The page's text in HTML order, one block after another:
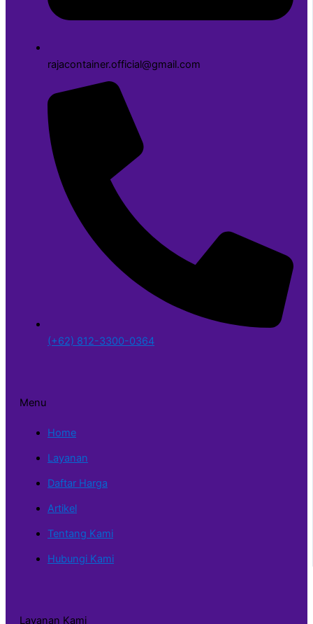
rajacontainer.official@gmail.com
(+62) 812-3300-0364
Menu
Home
Layanan
Daftar Harga
Artikel
Tentang Kami
Hubungi Kami
Layanan Kami